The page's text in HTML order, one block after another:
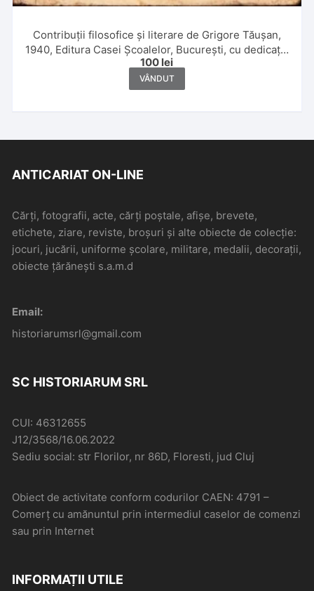
Contribuții filosofice și literare de Grigore Tăușan,
1940, Editura Casei Școalelor, București, cu dedicația
și semnătura autorului, manu propria
100 lei
VÂNDUT
ANTICARIAT ON-LINE
Cărți, fotografii, acte, cărți poștale, afișe, brevete,
etichete, ziare, reviste, broșuri și alte obiecte de colecție:
jocuri, jucării, uniforme școlare, militare, medalii, decorații,
obiecte țărănești s.a.m.d
Email:
historiarumsrl@gmail.com
SC HISTORIARUM SRL
CUI: 46312655
J12/3568/16.06.2022
Sediu social: str Florilor, nr 86D, Floresti, jud Cluj
Obiect de activitate conform codurilor CAEN: 4791 –
Comerţ cu amănuntul prin intermediul caselor de comenzi
sau prin Internet
INFORMAȚII UTILE